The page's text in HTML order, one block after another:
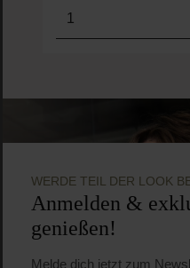
Produkt Anzahl:
WERDE TEIL DER LOOK
Anmelden &
genießen!
Melde dich jetzt zum